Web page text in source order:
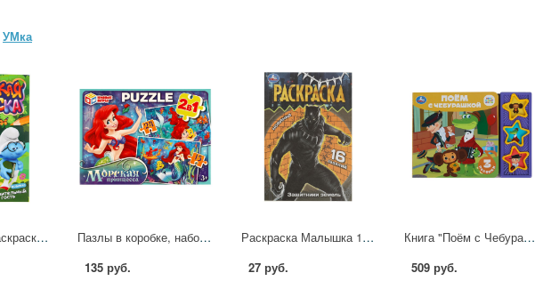
УМка
Бомбическая раскраска Удивительный гость, 16 стр. УМка 978-5-506-09917-8
Пазлы в коробке, набор 2в1: 15 и 24 детали Морская принцесса Умные игры 4660254411005
135 руб.
Раскраска Малышка 16 заданий Защитники земель УМка 978-5-506-08408-2
27 руб.
Книга "Поём с Чебурашкой. Союзмультфильм" (3 звук. кн) 20х30 см. Умка 9785506085683 (30)
509 руб.